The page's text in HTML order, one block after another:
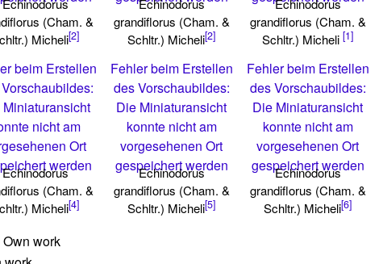
Echinodorus
(Cham. &
Micheli[2]
Echinodorus
grandiflorus (Cham. &
Schltr.) Micheli[2]
Echinodorus
grandiflorus (Cham. &
Schltr.) Micheli [1]
beim Erstellen
Miniaturansicht
nicht am
Ort
werden
Echinodorus
(Cham. &
Micheli[4]
Fehler beim Erstellen
des Vorschaubildes:
Die Miniaturansicht
konnte nicht am
vorgesehenen Ort
gespeichert werden
Echinodorus
grandiflorus (Cham. &
Schltr.) Micheli[5]
Fehler beim Erstellen
des Vorschaubildes:
Die Miniaturansicht
konnte nicht am
vorgesehenen Ort
gespeichert werden
Echinodorus
grandiflorus (Cham. &
Schltr.) Micheli[6]
work